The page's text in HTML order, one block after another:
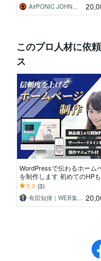
AirPONIC JOHN（ジョン）
このプロ人材に依
ス
WordPressで伝わるホーム
を制作します 初めてのHPも
｜ヒアリング重視で「伝わる
形にします
5.0 (3)
有田知揮｜WEB集客のお困りごと解決支援